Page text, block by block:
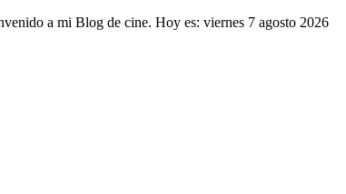
Saltar a mi Blog de cine. Hoy es: viernes 7 agosto 2026